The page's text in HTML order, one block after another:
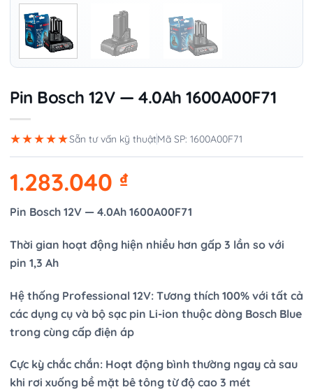
Pin Bosch 12V — 4.0Ah 1600A00F71
★★★★★Sẵn tư vấn kỹ thuậtMã SP: 1600A00F71
1.283.040 ₫
Pin Bosch 12V — 4.0Ah 1600A00F71
Thời gian hoạt động hiện nhiều hơn gấp 3 lần so với
pin 1,3 Ah
Hệ thống Professional 12V: Tương thích 100% với tất cả
các dụng cụ và bộ sạc pin Li-ion thuộc dòng Bosch Blue
trong cùng cấp điện áp
Cực kỳ chắc chắn: Hoạt động bình thường ngay cả sau
khi rơi xuống bề mặt bê tông từ độ cao 3 mét